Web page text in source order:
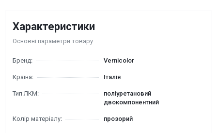
Характеристики
Основні параметри товару
Бренд: Vernicolor
Країна: Італія
Тип ЛКМ:
поліуретановий
двокомпонентний
Колір матеріалу: прозорий